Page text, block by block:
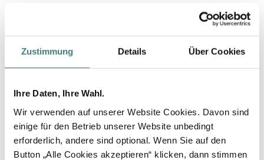
Zustimmung Details Über Cookies
Ihre Daten, Ihre Wahl.
Wir verwenden auf unserer Website Cookies. Davon sind
einige für den Betrieb unserer Website unbedingt
erforderlich, andere sind optional. Wenn Sie auf den
Button „Alle Cookies akzeptieren“ klicken, dann stimmen